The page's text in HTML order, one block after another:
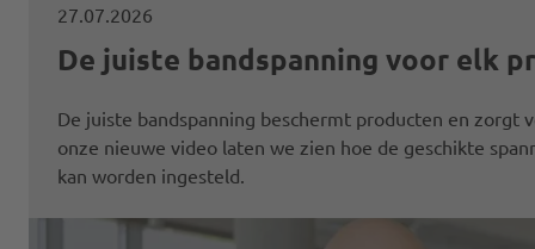
27.07.2026
De juiste bandspanning voor elk
De juiste bandspanning beschermt producten en zorgt
onze nieuwe video laten we zien hoe de geschikte
kan worden ingesteld.